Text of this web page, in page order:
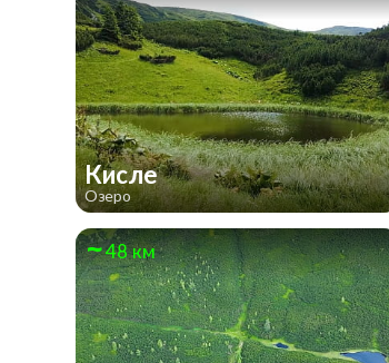
Кисле
Озеро
48 км